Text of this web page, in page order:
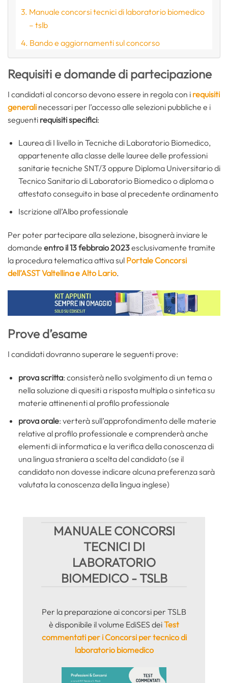
Manuale concorsi tecnici di laboratorio biomedico
– tslb
Bando e aggiornamenti sul concorso
Requisiti e domande di partecipazione
I candidati al concorso devono essere in regola con i requisiti
generali necessari per l’accesso alle selezioni pubbliche e i
seguenti requisiti specifici:
Laurea di I livello in Tecniche di Laboratorio Biomedico,
appartenente alla classe delle lauree delle professioni
sanitarie tecniche SNT/3 oppure Diploma Universitario di
Tecnico Sanitario di Laboratorio Biomedico o diploma o
attestato conseguito in base al precedente ordinamento
Iscrizione all’Albo professionale
Per poter partecipare alla selezione, bisognerà inviare le
domande entro il 13 febbraio 2023esclusivamente tramite
la procedura telematica attiva sul Portale Concorsi
dell’ASST Valtellina e Alto Lario.
Prove d’esame
I candidati dovranno superare le seguenti prove:
prova scritta: consisterà nello svolgimento di un tema o
nella soluzione di quesiti a risposta multipla o sintetica su
materie attinenenti al profilo professionale
prova orale: verterà sull’approfondimento delle materie
relative al profilo professionale e comprenderà anche
elementi di informatica e la verifica della conoscenza di
una lingua straniera a scelta del candidato (se il
candidato non dovesse indicare alcuna preferenza sarà
valutata la conoscenza della lingua inglese)
MANUALE CONCORSI
TECNICI DI
LABORATORIO
BIOMEDICO - TSLB
Per la preparazione ai concorsi per TSLB
è disponibile il volume EdiSES deiTest
commentati per i Concorsi per tecnico di
laboratorio biomedico